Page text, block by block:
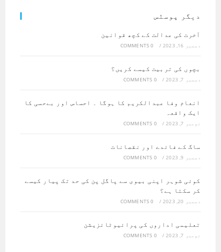
دیگر پوسٹس
آخرت کی عدالت کے کچھ قوانین
دسمبر 16, 2023 /
0 COMMENTS
بچوں کی تربیت کیسے کریں؟
دسمبر 7, 2023 /
0 COMMENTS
انعام وفا عبدالکریم کا ہوگا ۔ احساس اور بےحسی کا
ایک واقعہ
نومبر 7, 2023 /
0 COMMENTS
ساگ کے فائدے اور نقصانات
دسمبر 9, 2023 /
0 COMMENTS
کوئی شوہر اپنی بیوی سے پاگل پن کی حد تک پیار کیسے
کر سکتا ہے؟
دسمبر 20, 2023 /
0 COMMENTS
تعلیمی اداروں کی پرائیوٹائزیشن
نومبر 7, 2023 /
0 COMMENTS